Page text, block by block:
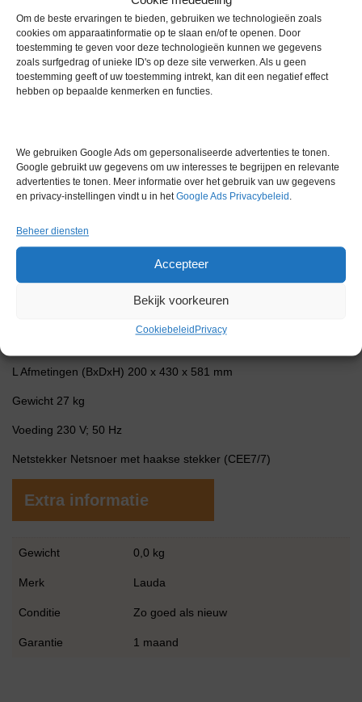
Om de beste ervaringen te bieden, gebruiken we technologieën zoals
cookies om apparaatinformatie op te slaan en/of te openen. Door
toestemming te geven voor deze technologieën kunnen we gegevens
zoals surfgedrag of unieke ID's op deze site verwerken. Als u geen
toestemming geeft of uw toestemming intrekt, kan dit een negatief effect
hebben op bepaalde kenmerken en functies.
We gebruiken Google Ads om gepersonaliseerde advertenties te tonen.
Google gebruikt uw gegevens om uw interesses te begrijpen en relevante
advertenties te tonen. Meer informatie over het gebruik van uw gegevens
en privacy-instellingen vindt u in hetGoogle Ads Privacybeleid .
Beheer diensten
Accepteer
Bekijk voorkeuren
Cookiebeleid Privacy
Geïntegreerde programmeerfunctie: 1 programma met maximaal
20 segmenten
Condensorgekoeld door lucht
Technische gegevens (volgens DIN 12876)
Temperatuurstabiliteit 0,02 ± K
Verwarmingsvermogen max. 2 kW
Max. opgenomen vermogen 2,3 kW
Opgenomen vermogen 10 A
Max. persdruk 0,6 bar
L Afmetingen (BxDxH) 200 x 430 x 581 mm
Gewicht 27 kg
Voeding 230 V; 50 Hz
Netstekker Netsnoer met haakse stekker (CEE7/7)
Extra informatie
Gewicht 0,0 kg
Merk Lauda
Conditie Zo goed als nieuw
Garantie 1 maand